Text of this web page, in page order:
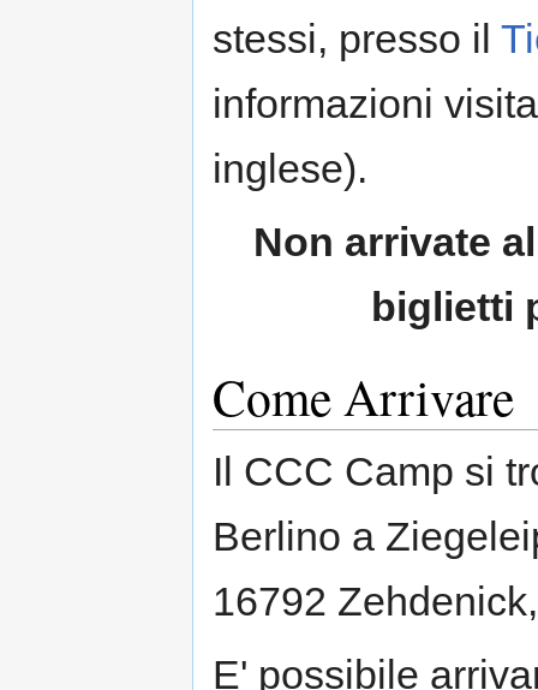
stessi, presso il
informazioni
inglese).
Non arrivate
biglietti
Come Arrivare
Il CCC Camp si
Berlino a
16792
E' possibile